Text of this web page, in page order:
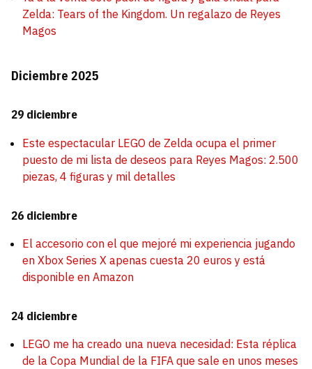
Zelda: Tears of the Kingdom. Un regalazo de Reyes
Magos
Diciembre 2025
29 diciembre
Este espectacular LEGO de Zelda ocupa el primer
puesto de mi lista de deseos para Reyes Magos: 2.500
piezas, 4 figuras y mil detalles
26 diciembre
El accesorio con el que mejoré mi experiencia jugando
en Xbox Series X apenas cuesta 20 euros y está
disponible en Amazon
24 diciembre
LEGO me ha creado una nueva necesidad: Esta réplica
de la Copa Mundial de la FIFA que sale en unos meses